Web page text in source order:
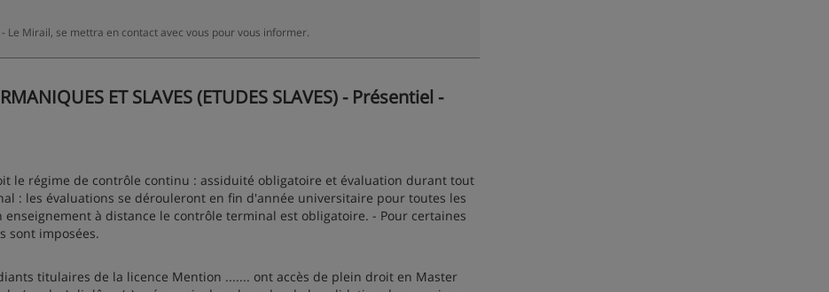
Le Mirail, se mettra en contact avec vous pour vous informer.
ET SLAVES (ETUDES SLAVES) - Présentiel -
le régime de contrôle continu : assiduité obligatoire et évaluation durant tout
: les évaluations se dérouleront en fin d'année universitaire pour toutes les
enseignement à distance le contrôle terminal est obligatoire. - Pour certaines
sont imposées.
titulaires de la licence Mention ....... ont accès de plein droit en Master